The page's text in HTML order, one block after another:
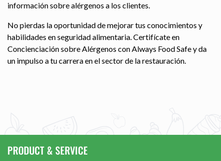
información sobre alérgenos a los clientes.
No pierdas la oportunidad de mejorar tus conocimientos y
habilidades en seguridad alimentaria. Certifícate en
Concienciación sobre Alérgenos con Always Food Safe y da
un impulso a tu carrera en el sector de la restauración.
PRODUCT & SERVICE